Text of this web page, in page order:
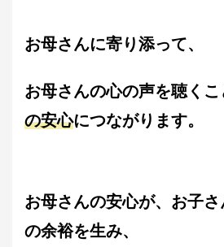
お母さんに寄り添って、
お母さんの心の声を聴くこ
の安心につながります。
お母さんの安心が、お子
の余裕を生み、